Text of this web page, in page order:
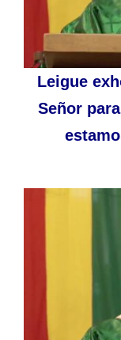
Leigue
Señor